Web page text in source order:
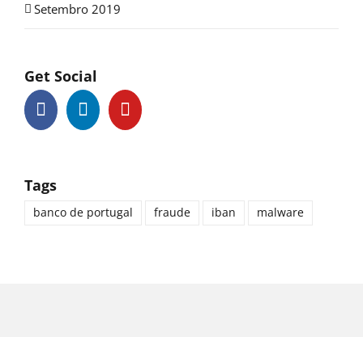
Setembro 2019
Get Social
Tags
banco de portugal fraude iban malware